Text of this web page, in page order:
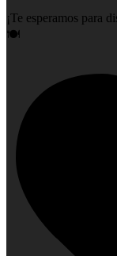
¡Te esperamos para
🍽️